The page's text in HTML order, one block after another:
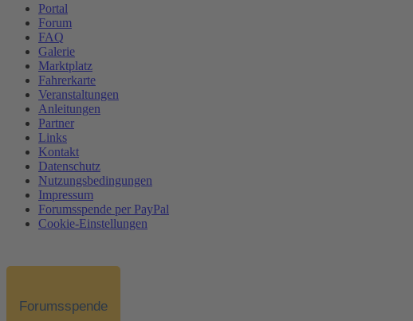
Portal
Forum
FAQ
Galerie
Marktplatz
Fahrerkarte
Veranstaltungen
Anleitungen
Partner
Links
Kontakt
Datenschutz
Nutzungsbedingungen
Impressum
Forumsspende per PayPal
Cookie-Einstellungen
Forumsspende